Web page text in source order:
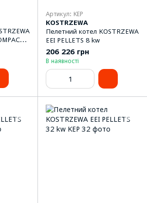
Артикул: KEP
KOSTRZEWA
Пелетний котел KOSTRZEWA
EEI PELLETS 8 kw
206 226 грн
В наявності